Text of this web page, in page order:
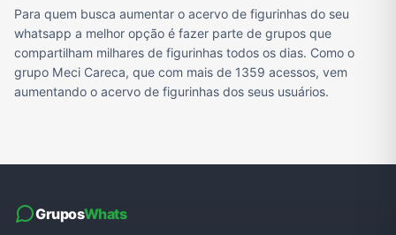
Para quem busca aumentar o acervo de figurinhas do seu
whatsapp a melhor opção é fazer parte de grupos que
compartilham milhares de figurinhas todos os dias. Como o
grupo Meci Careca, que com mais de 1359 acessos, vem
aumentando o acervo de figurinhas dos seus usuários.
GruposWhats